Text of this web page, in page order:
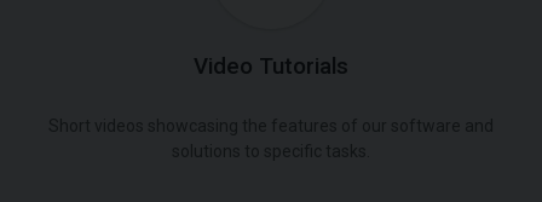
Video Tutorials